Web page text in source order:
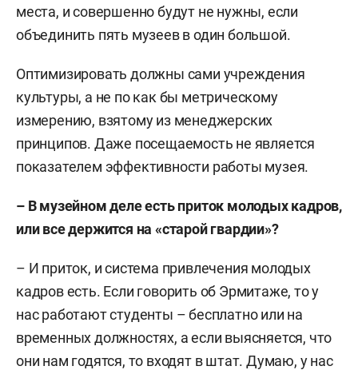
места, и совершенно будут не нужны, если
объединить пять музеев в один большой.
Оптимизировать должны сами учреждения
культуры, а не по как бы метрическому
измерению, взятому из менеджерских
принципов. Даже посещаемость не является
показателем эффективности работы музея.
– В музейном деле есть приток молодых кадров,
или все держится на «старой гвардии»?
– И приток, и система привлечения молодых
кадров есть. Если говорить об Эрмитаже, то у
нас работают студенты – бесплатно или на
временных должностях, а если выясняется, что
они нам годятся, то входят в штат. Думаю, у нас